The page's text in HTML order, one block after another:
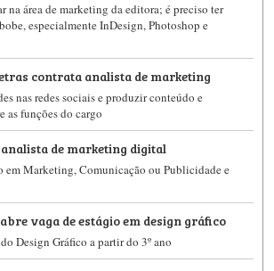
na área de marketing da editora; é preciso ter
especialmente InDesign, Photoshop e
contrata analista de marketing
nas redes sociais e produzir conteúdo e
as funções do cargo
de marketing digital
em Marketing, Comunicação ou Publicidade e
vaga de estágio em design gráfico
Design Gráfico a partir do 3º ano